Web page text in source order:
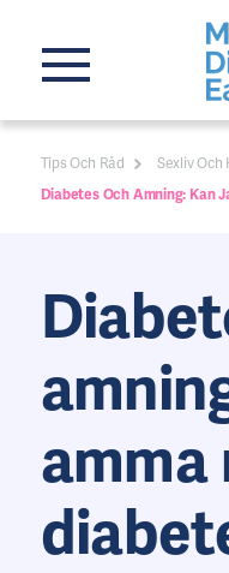
Tips Och Råd
Sexliv Och
Diabetes Och Amning: Kan
amma